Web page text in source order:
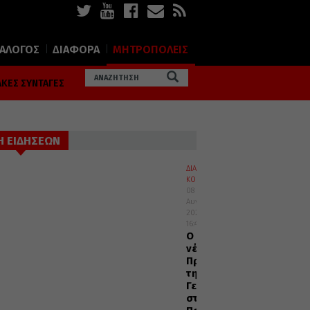
ΔΙΑΦΟΡΑ ΜΗΤΡΟΠΟΛΕΙΣ
ΣΥΝΤΑΓΕΣ
ΕΙΔΗΣΕΩΝ
ΔΙΑΦΟΡΑ
ΚΟΣΜΟΣ
08
Αυγούστου
2026
16:45
Ο
νέος
Πρέσβυς
της
Γεωργίας
στο